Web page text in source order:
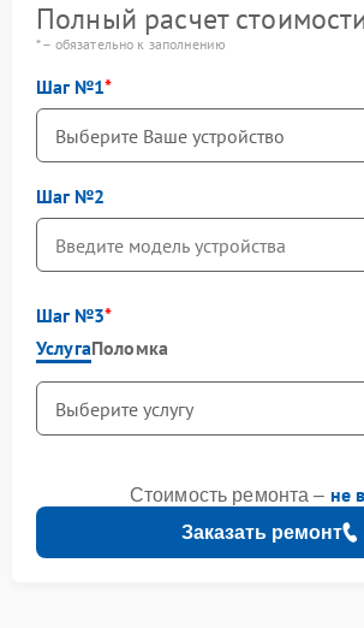
Полный расчет
* – обязательно к заполнению
Шаг №1
Шаг №2
Шаг №3
УслугаПоломка
Заказать ремонт
Стоимость ремонта – не